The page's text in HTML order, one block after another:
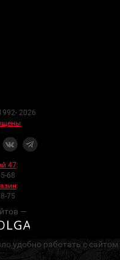
2026
47:
68
:
75
—
удобно работать с сайтом